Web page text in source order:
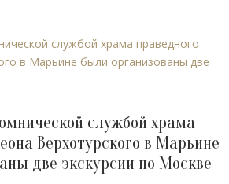
службой храма
Верхотурского в Марьине
две экскурсии по Москве